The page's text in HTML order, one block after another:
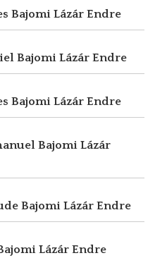
Bajomi Lázár Endre
Bajomi Lázár Endre
Bajomi Lázár Endre
Bajomi Lázár
Bajomi Lázár Endre
Lázár Endre